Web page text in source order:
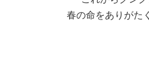
春の命をありがた